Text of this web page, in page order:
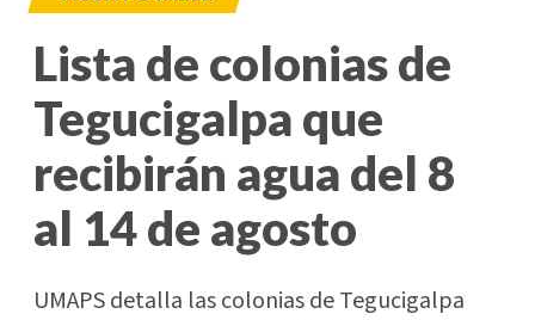
Lista de colonias de
Tegucigalpa que
recibirán agua del 8
al 14 de agosto
UMAPS detalla las colonias de Tegucigalpa